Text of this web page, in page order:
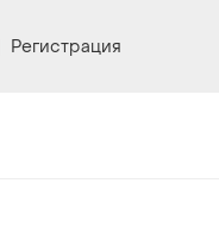
Регистрация